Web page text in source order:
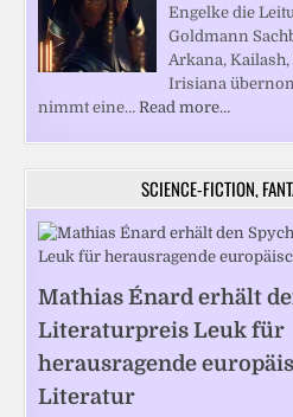
Engelke die
Goldmann
Arkana,
Irisiana
nimmt eine… Read more…
SCIENCE-FICTION,
Mathias Énard erhält
Literaturpreis Leuk für
herausragende
Literatur